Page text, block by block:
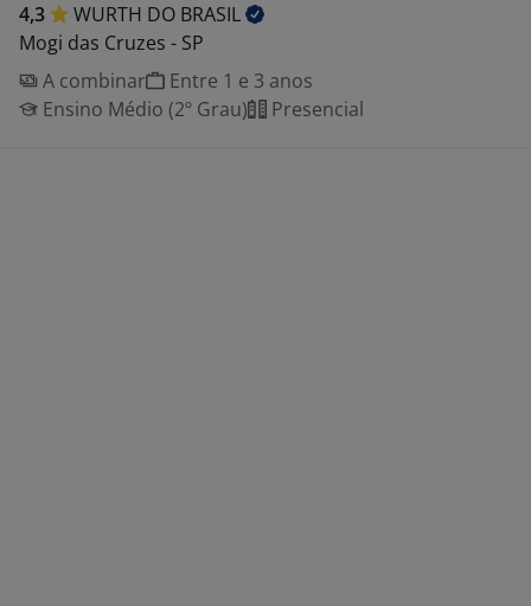
4,3 WURTH DO BRASIL
Mogi das Cruzes - SP
A combinar
Entre 1 e 3 anos
Ensino Médio (2º Grau)
Presencial